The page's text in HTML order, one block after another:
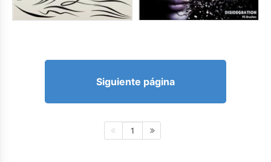
Siguiente página
1